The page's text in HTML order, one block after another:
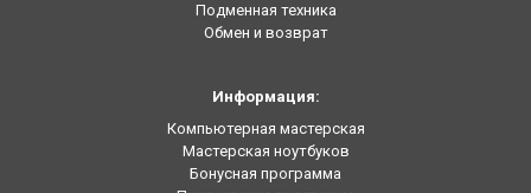
Подменная техника
Обмен и возврат
Информация:
Компьютерная мастерская
Мастерская ноутбуков
Бонусная программа